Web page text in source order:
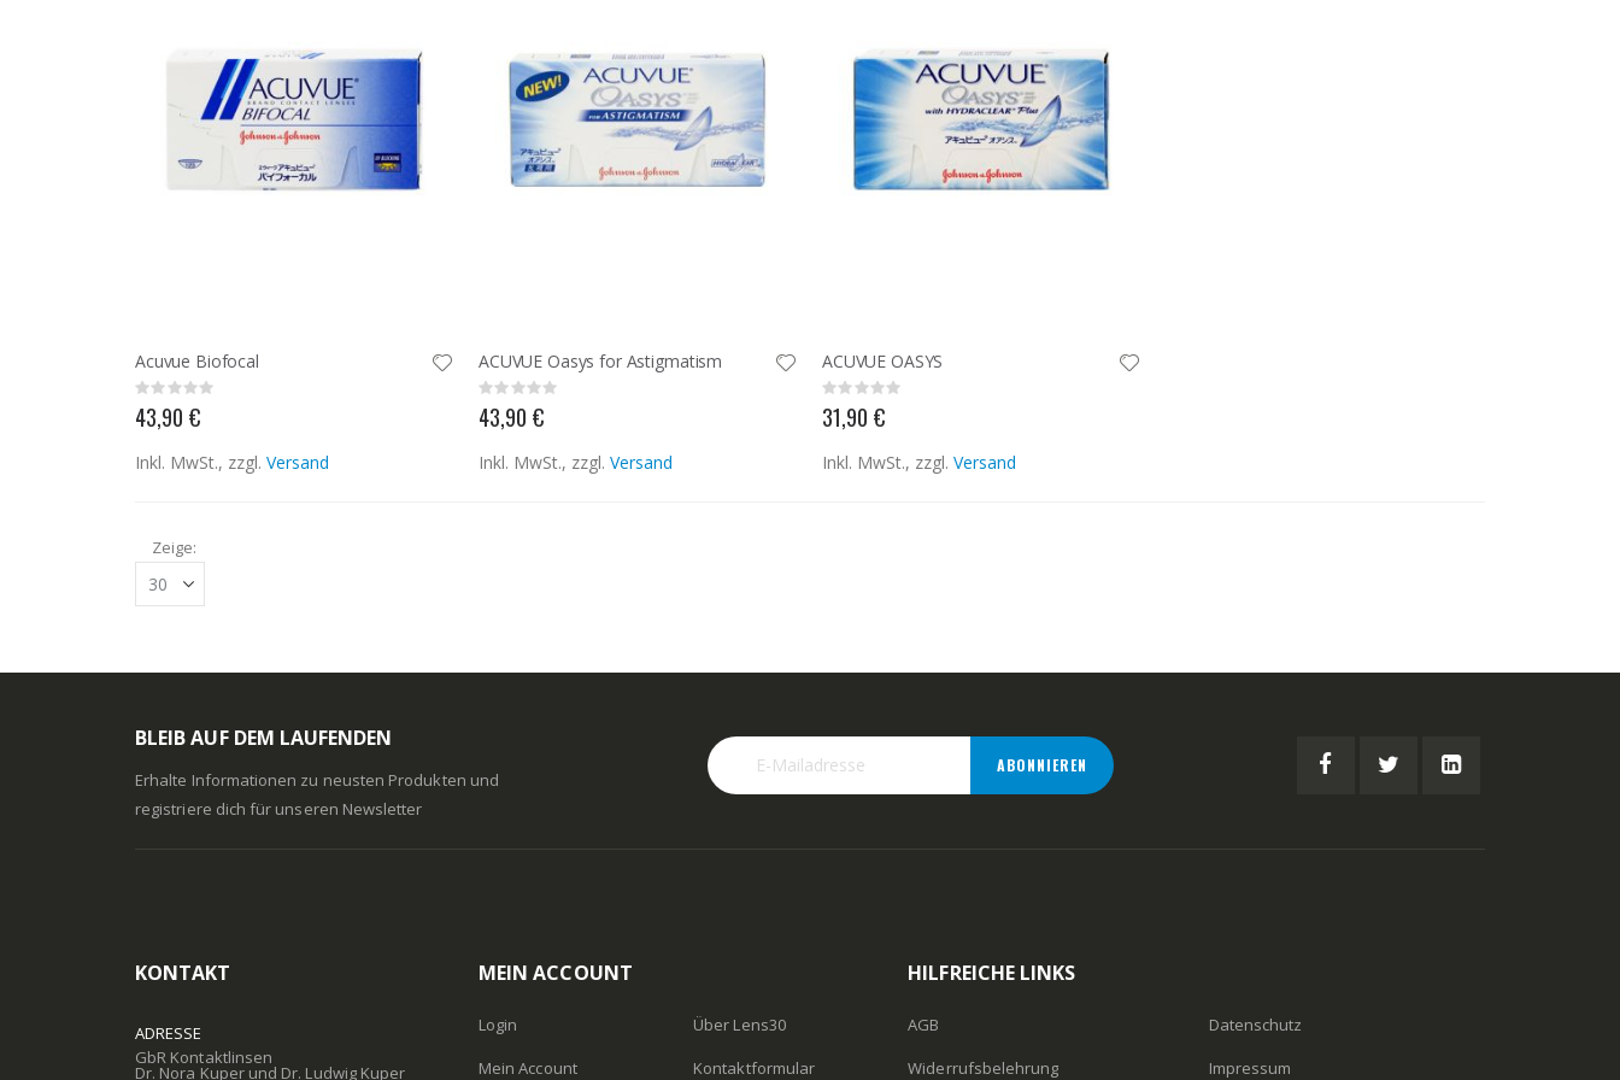
Acuvue Biofocal
Rating:
0%
43,90 €
Inkl. MwSt., zzgl. Versand
ACUVUE Oasys for Astigmatism
Rating:
0%
43,90 €
Inkl. MwSt., zzgl. Versand
ACUVUE OASYS
Rating:
0%
31,90 €
Inkl. MwSt., zzgl. Versand
Zeige
BLEIB AUF DEM LAUFENDEN
Erhalte Informationen zu neusten Produkten und
registriere dich für unseren Newsletter
ABONNIEREN
KONTAKT
ADRESSE
GbR Kontaktlinsen
Dr. Nora Kuper und Dr. Ludwig Kuper
MEIN ACCOUNT
Login
Mein Account
Über Lens30
Kontaktformular
HILFREICHE LINKS
AGB
Widerrufsbelehrung
Datenschutz
Impressum